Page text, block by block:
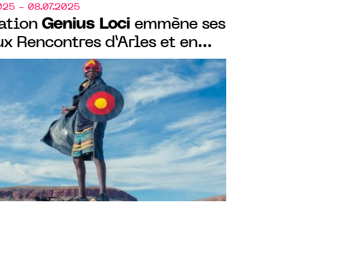
- 08.07.2025
Genius Loci emmène ses
Rencontres d’Arles et en
pour l'exposition "Othoniel